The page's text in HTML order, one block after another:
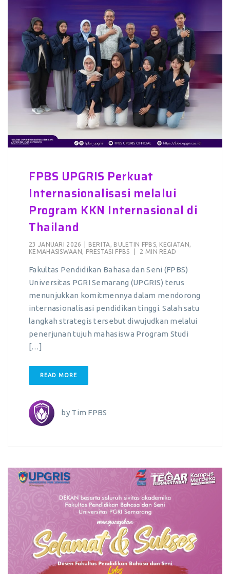
FPBS UPGRIS Perkuat
Internasionalisasi melalui
Program KKN Internasional di
Thailand
23 JANUARI 2026 BERITA, BULETIN FPBS, KEGIATAN,
KEMAHASISWAAN, PRESTASI FPBS 2 MIN READ
Fakultas Pendidikan Bahasa dan Seni (FPBS)
Universitas PGRI Semarang (UPGRIS) terus
menunjukkan komitmennya dalam mendorong
internasionalisasi pendidikan tinggi. Salah satu
langkah strategis tersebut diwujudkan melalui
penerjunan tujuh mahasiswa Program Studi
[…]
READ MORE
by Tim FPBS